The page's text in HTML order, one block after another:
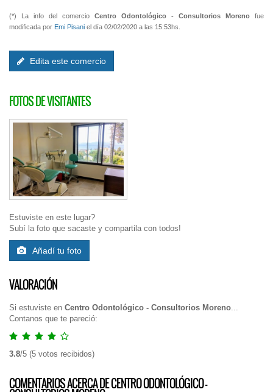
(*) La info del comercio Centro Odontológico - Consultorios Moreno fue
modificada por Emi Pisani el día 02/02/2020 a las 15:53hs.
Edita este comercio
FOTOS DE VISITANTES
Estuviste en este lugar?
Subí la foto que sacaste y compartila con todos!
Añadí tu foto
VALORACIÓN
Si estuviste en Centro Odontológico - Consultorios Moreno...
Contanos que te pareció:
3.8/5 (5 votos recibidos)
COMENTARIOS ACERCA DE CENTRO ODONTOLÓGICO -